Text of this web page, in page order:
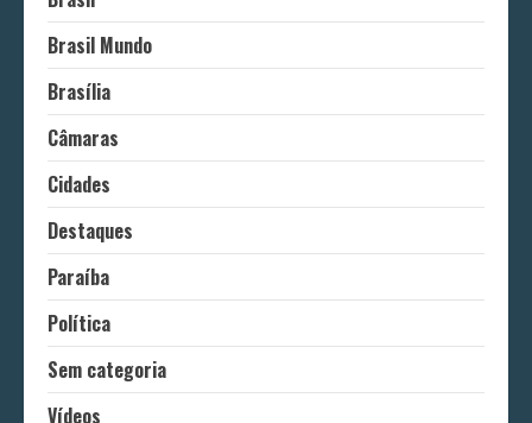
Brasil Mundo
Brasília
Câmaras
Cidades
Destaques
Paraíba
Política
Sem categoria
Vídeos